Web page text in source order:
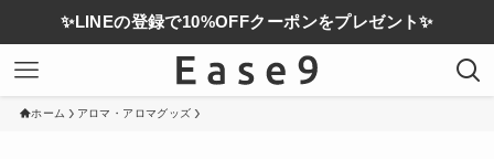
✨LINEの登録で10%OFFクーポンをプレゼント✨
ホーム アロマ・アロマグッズ